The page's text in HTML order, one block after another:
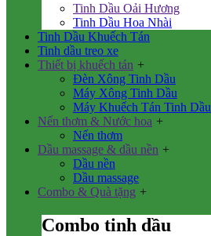
Tinh Dầu Oải Hương
Tinh Dầu Hoa Nhài
Tinh Dầu Khuếch Tán
Tinh dầu treo xe
Thiết bị khuếch tán +
Đèn Xông Tinh Dầu
Máy Xông Tinh Dầu
Máy Khuếch Tán Tinh Dầu
Nến thơm & Nước hoa +
Nến thơm
Dầu massage & dầu nền +
Dầu nền
Dầu massage
Combo & Quà tặng +
Combo tinh dầu